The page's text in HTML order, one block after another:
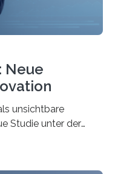
Neue
unsichtbare
Studie unter der
Bremen –